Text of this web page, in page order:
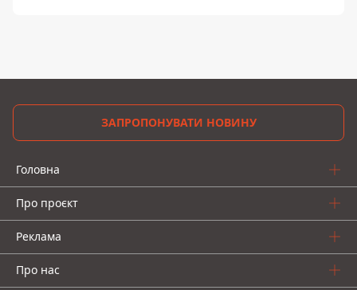
ЗАПРОПОНУВАТИ НОВИНУ
Головна
Про проєкт
Реклама
Про нас